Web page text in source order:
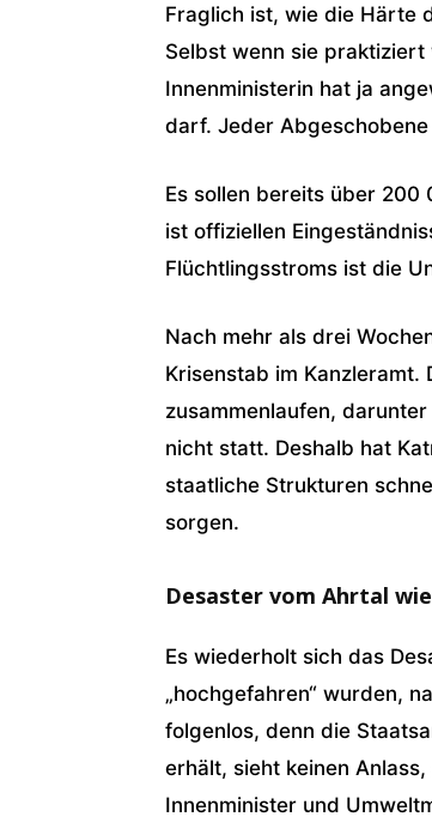
Fraglich ist, wie die Härte
Selbst wenn sie
Innenministerin hat ja
darf. Jeder
Es sollen bereits über 200
ist offiziellen
Flüchtlingsstroms ist die
Nach mehr als drei
Krisenstab im Kanzleramt.
zusammenlaufen,
nicht statt. Deshalb hat
staatliche Strukturen
sorgen.
Desaster vom Ahrtal
Es wiederholt sich das
„hochgefahren“ wurden,
folgenlos, denn die
erhält, sieht keinen
Innenminister und